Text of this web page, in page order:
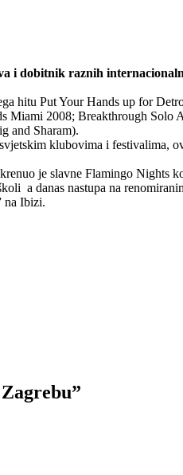
i dobitnik raznih
hitu Put Your Hands up for
2008; Breakthrough
and Sharam).
klubovima i festivalima,
je slavne Flamingo Nights
a danas nastupa na
na Ibizi.